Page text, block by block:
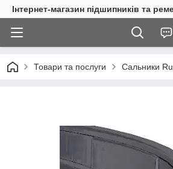
Інтернет-магазин підшипників та
Товари та послуги Сальники